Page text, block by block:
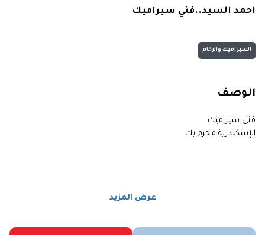
احمد السيد..فني سيراميك
السيراميك والرخام
الوصف
فني سيراميك
الإسكندرية محرم بك
عرض المزيد